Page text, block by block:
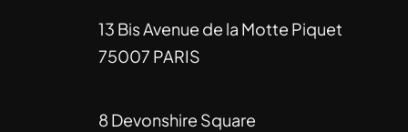
13 Bis Avenue de la Motte Piquet
75007 PARIS
8 Devonshire Square